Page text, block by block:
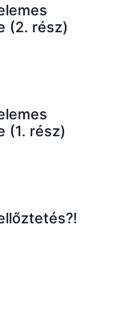
(2. rész)
(1. rész)